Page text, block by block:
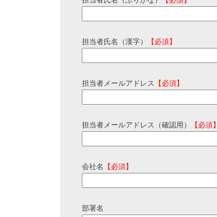
担当者氏名（漢字） 【必須】
担当者メールアドレス 【必須】
担当者メールアドレス（確認用） 【必須
会社名 【必須】
部署名